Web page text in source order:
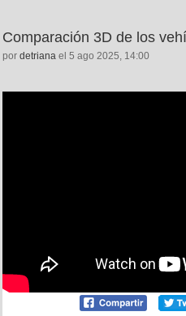
Comparación 3D de los
por detriana el 5 ago 2025, 14:00